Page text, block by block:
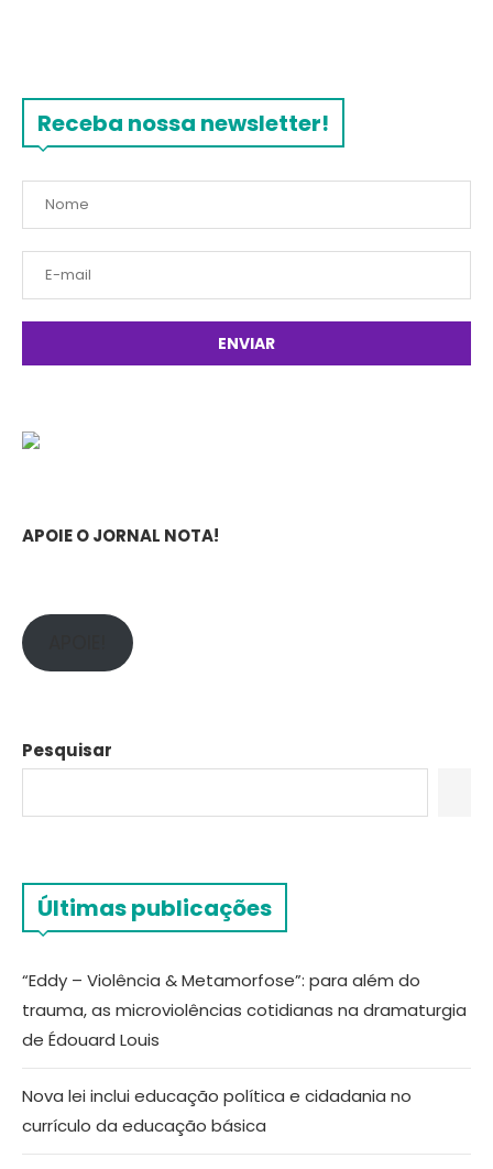
Receba nossa newsletter!
APOIE O JORNAL NOTA!
Pesquisar
Últimas publicações
“Eddy – Violência & Metamorfose”: para além do
trauma, as microviolências cotidianas na dramaturgia
de Édouard Louis
Nova lei inclui educação política e cidadania no
currículo da educação básica